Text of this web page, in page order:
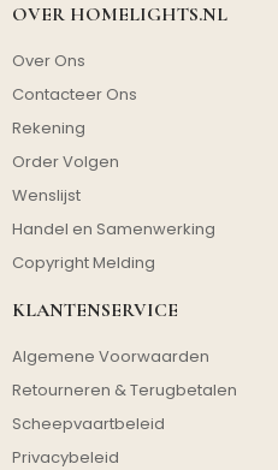
OVER HOMELIGHTS.NL
Over Ons
Contacteer Ons
Rekening
Order Volgen
Wenslijst
Handel en Samenwerking
Copyright Melding
KLANTENSERVICE
Algemene Voorwaarden
Retourneren & Terugbetalen
Scheepvaartbeleid
Privacybeleid